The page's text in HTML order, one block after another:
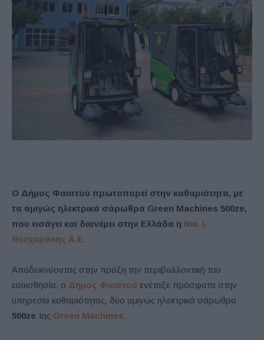
Ο Δήμος Φαιστού πρωτοπορεί στην καθαριότητα, με
τα αμιγώς ηλεκτρικά σάρωθρα Green Machines 500ze,
που εισάγει και διανέμει στην Ελλάδα η Νικ. Ι.
Θεοχαράκης Α.Ε.
Αποδεικνύοντας στην πράξη την περιβαλλοντική του
ευαισθησία, ο Δήμος Φαιστού ενέταξε πρόσφατα στην
υπηρεσία καθαριότητας, δύο αμιγώς ηλεκτρικά σάρωθρα
500ze της Green Machines.